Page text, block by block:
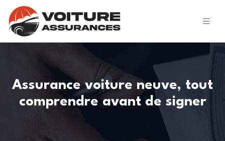
Assurance voiture neuve, tout
comprendre avant de signer